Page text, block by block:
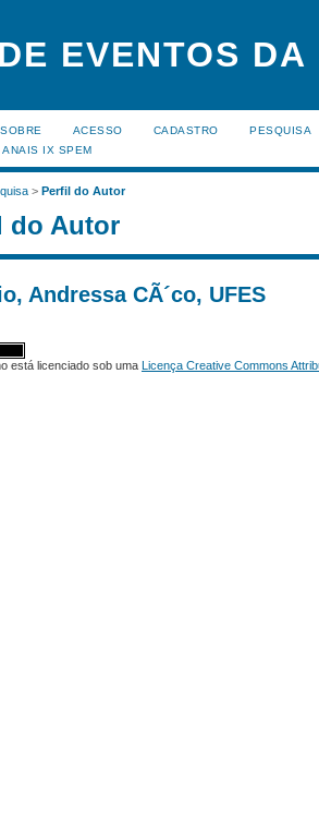
EVENTOS DA
SOBRE ACESSO CADASTRO
PESQUISA
ANAIS IX SPEM
> Perfil do Autor
do Autor
Andressa CÃ´co, UFES
está licenciado sob uma Licença Creative Commons